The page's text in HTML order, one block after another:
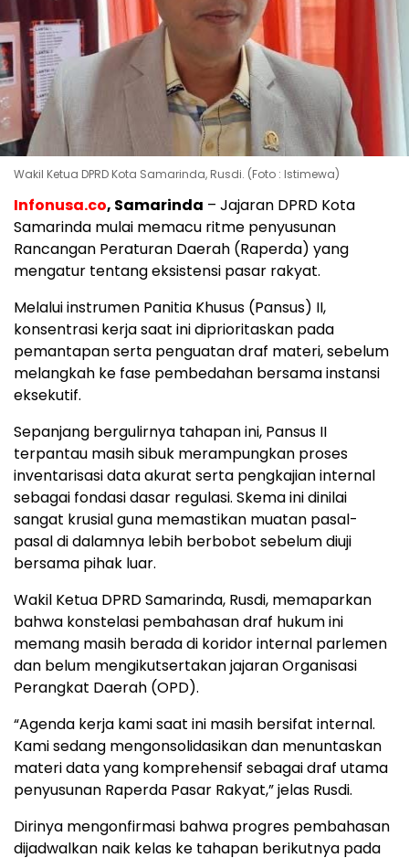
Wakil Ketua DPRD Kota Samarinda, Rusdi. (Foto : Istimewa)
Infonusa.co, Samarinda – Jajaran DPRD Kota
Samarinda mulai memacu ritme penyusunan
Rancangan Peraturan Daerah (Raperda) yang
mengatur tentang eksistensi pasar rakyat.
​Melalui instrumen Panitia Khusus (Pansus) II,
konsentrasi kerja saat ini diprioritaskan pada
pemantapan serta penguatan draf materi, sebelum
melangkah ke fase pembedahan bersama instansi
eksekutif.
​Sepanjang bergulirnya tahapan ini, Pansus II
terpantau masih sibuk merampungkan proses
inventarisasi data akurat serta pengkajian internal
sebagai fondasi dasar regulasi. Skema ini dinilai
sangat krusial guna memastikan muatan pasal-
pasal di dalamnya lebih berbobot sebelum diuji
bersama pihak luar.
​Wakil Ketua DPRD Samarinda, Rusdi, memaparkan
bahwa konstelasi pembahasan draf hukum ini
memang masih berada di koridor internal parlemen
dan belum mengikutsertakan jajaran Organisasi
Perangkat Daerah (OPD).
​“Agenda kerja kami saat ini masih bersifat internal.
Kami sedang mengonsolidasikan dan menuntaskan
materi data yang komprehensif sebagai draf utama
penyusunan Raperda Pasar Rakyat,” jelas Rusdi.
​Dirinya mengonfirmasi bahwa progres pembahasan
dijadwalkan naik kelas ke tahapan berikutnya pada